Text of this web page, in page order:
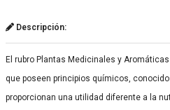
Descripción:
El rubro Plantas Medicinales y
que poseen principios químicos,
proporcionan una utilidad diferente a la